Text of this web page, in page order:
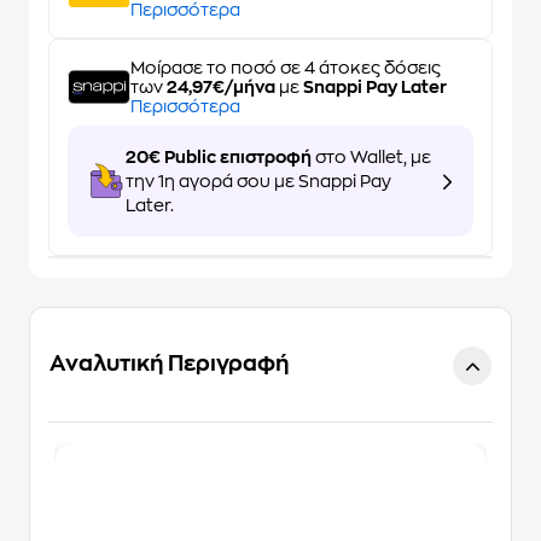
Περισσότερα
Μοίρασε το ποσό σε 4 άτοκες δόσεις
των 24,97€/μήνα με Snappi Pay Later
Περισσότερα
20€ Public επιστροφή στο Wallet, με
την 1η αγορά σου με Snappi Pay
Later.
Αναλυτική Περιγραφή